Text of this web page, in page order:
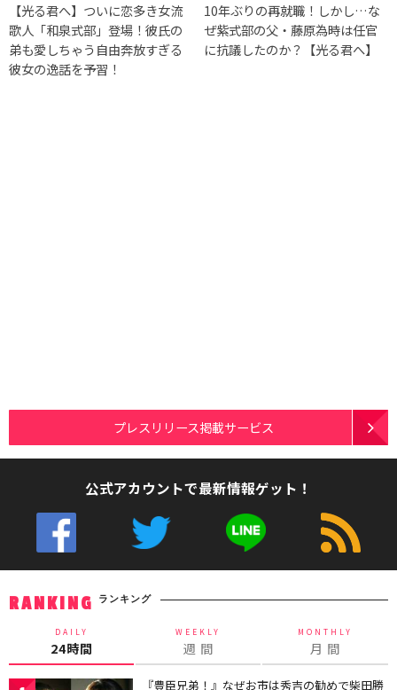
【光る君へ】ついに恋多き女流
歌人「和泉式部」登場！彼氏の
弟も愛しちゃう自由奔放すぎる
彼女の逸話を予習！
10年ぶりの再就職！しかし…な
ぜ紫式部の父・藤原為時は任官
に抗議したのか？【光る君へ】
プレスリリース掲載サービス
公式アカウントで最新情報ゲット！
RANKING ランキング
DAILY
24時間
WEEKLY
週 間
MONTHLY
月 間
『豊臣兄弟！』なぜお市は秀吉の勧めで柴田勝